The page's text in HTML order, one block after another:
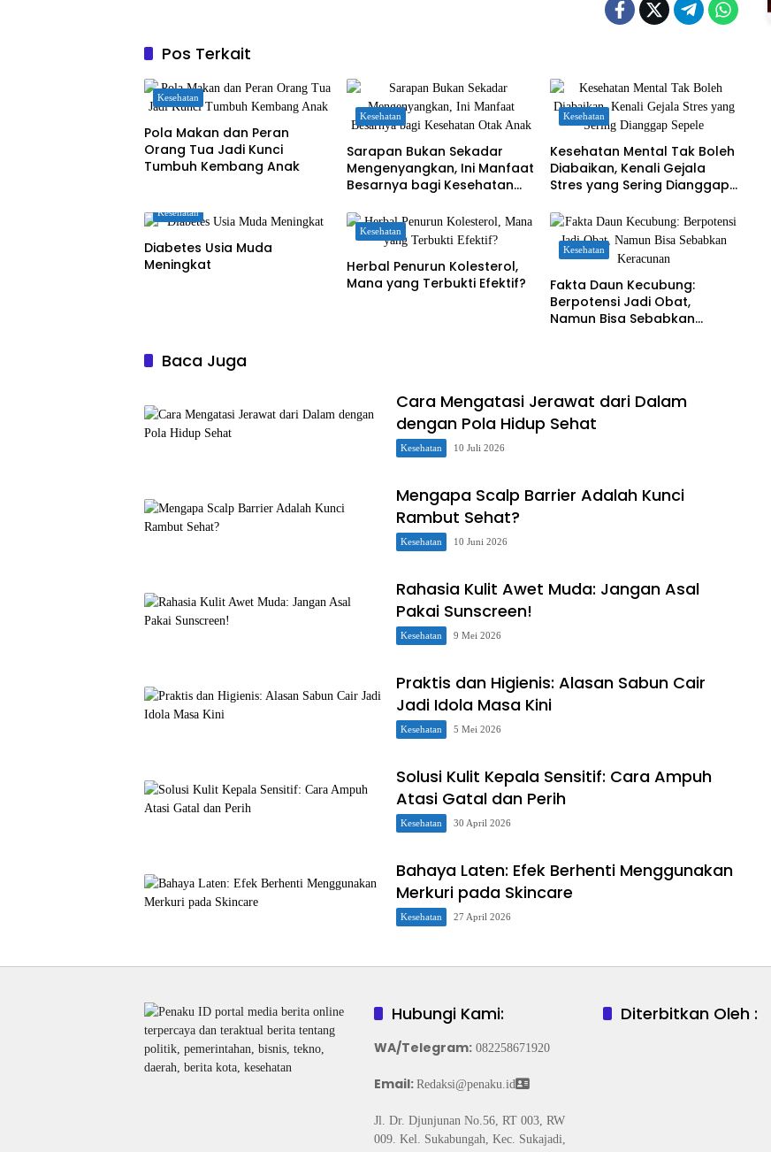
Pos Terkait
Kesehatan
Pola Makan dan Peran
Orang Tua Jadi Kunci
Tumbuh Kembang Anak
Kesehatan
Sarapan Bukan Sekadar
Mengenyangkan, Ini Manfaat
Besarnya bagi Kesehatan
Kesehatan
Kesehatan Mental Tak Boleh
Diabaikan, Kenali Gejala
Stres yang Sering Dianggap
Kesehatan
Diabetes Usia Muda
Meningkat
Kesehatan
Herbal Penurun Kolesterol,
Mana yang Terbukti Efektif?
Kesehatan
Fakta Daun Kecubung:
Berpotensi Jadi Obat,
Namun Bisa Sebabkan
Baca Juga
Cara Mengatasi Jerawat dari Dalam
dengan Pola Hidup Sehat
Kesehatan 10 Juli 2026
Mengapa Scalp Barrier Adalah Kunci
Rambut Sehat?
Kesehatan 10 Juni 2026
Rahasia Kulit Awet Muda: Jangan Asal
Pakai Sunscreen!
Kesehatan 9 Mei 2026
Praktis dan Higienis: Alasan Sabun Cair
Jadi Idola Masa Kini
Kesehatan 5 Mei 2026
Solusi Kulit Kepala Sensitif: Cara Ampuh
Atasi Gatal dan Perih
Kesehatan 30 April 2026
Bahaya Laten: Efek Berhenti Menggunakan
Merkuri pada Skincare
Kesehatan 27 April 2026
Hubungi Kami:
WA/Telegram:082258671920
Email: Redaksi@penaku.id
Jl. Dr. Djunjunan No.56, RT 003, RW
009. Kel. Sukabungah, Kec. Sukajadi,
Diterbitkan Oleh :